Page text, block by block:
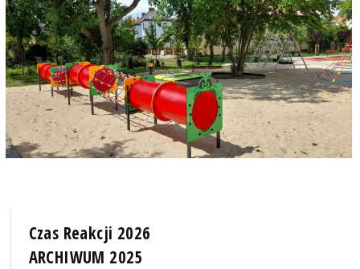
Czas Reakcji 2026
ARCHIWUM 2025